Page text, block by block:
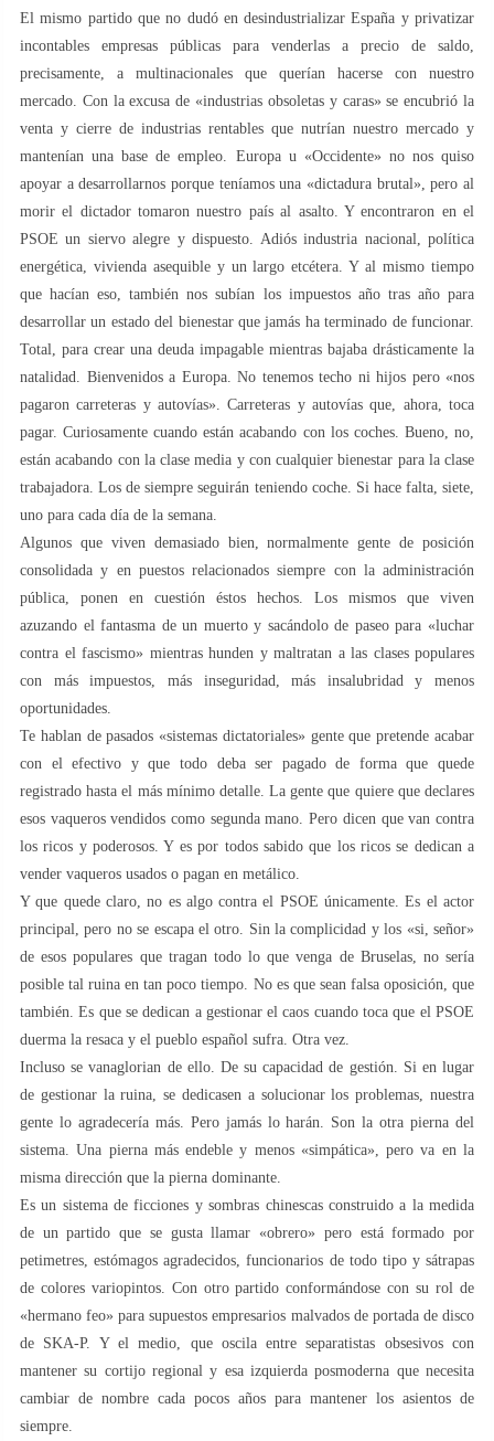
El mismo partido que no dudó en desindustrializar España y privatizar
incontables empresas públicas para venderlas a precio de saldo,
precisamente, a multinacionales que querían hacerse con nuestro
mercado. Con la excusa de «industrias obsoletas y caras» se encubrió la
venta y cierre de industrias rentables que nutrían nuestro mercado y
mantenían una base de empleo. Europa u «Occidente» no nos quiso
apoyar a desarrollarnos porque teníamos una «dictadura brutal», pero al
morir el dictador tomaron nuestro país al asalto. Y encontraron en el
PSOE un siervo alegre y dispuesto. Adiós industria nacional, política
energética, vivienda asequible y un largo etcétera. Y al mismo tiempo
que hacían eso, también nos subían los impuestos año tras año para
desarrollar un estado del bienestar que jamás ha terminado de funcionar.
Total, para crear una deuda impagable mientras bajaba drásticamente la
natalidad. Bienvenidos a Europa. No tenemos techo ni hijos pero «nos
pagaron carreteras y autovías». Carreteras y autovías que, ahora, toca
pagar. Curiosamente cuando están acabando con los coches. Bueno, no,
están acabando con la clase media y con cualquier bienestar para la clase
trabajadora. Los de siempre seguirán teniendo coche. Si hace falta, siete,
uno para cada día de la semana.
Algunos que viven demasiado bien, normalmente gente de posición
consolidada y en puestos relacionados siempre con la administración
pública, ponen en cuestión éstos hechos. Los mismos que viven
azuzando el fantasma de un muerto y sacándolo de paseo para «luchar
contra el fascismo» mientras hunden y maltratan a las clases populares
con más impuestos, más inseguridad, más insalubridad y menos
oportunidades.
Te hablan de pasados «sistemas dictatoriales» gente que pretende acabar
con el efectivo y que todo deba ser pagado de forma que quede
registrado hasta el más mínimo detalle. La gente que quiere que declares
esos vaqueros vendidos como segunda mano. Pero dicen que van contra
los ricos y poderosos. Y es por todos sabido que los ricos se dedican a
vender vaqueros usados o pagan en metálico.
Y que quede claro, no es algo contra el PSOE únicamente. Es el actor
principal, pero no se escapa el otro. Sin la complicidad y los «si, señor»
de esos populares que tragan todo lo que venga de Bruselas, no sería
posible tal ruina en tan poco tiempo. No es que sean falsa oposición, que
también. Es que se dedican a gestionar el caos cuando toca que el PSOE
duerma la resaca y el pueblo español sufra. Otra vez.
Incluso se vanaglorian de ello. De su capacidad de gestión. Si en lugar
de gestionar la ruina, se dedicasen a solucionar los problemas, nuestra
gente lo agradecería más. Pero jamás lo harán. Son la otra pierna del
sistema. Una pierna más endeble y menos «simpática», pero va en la
misma dirección que la pierna dominante.
Es un sistema de ficciones y sombras chinescas construido a la medida
de un partido que se gusta llamar «obrero» pero está formado por
petimetres, estómagos agradecidos, funcionarios de todo tipo y sátrapas
de colores variopintos. Con otro partido conformándose con su rol de
«hermano feo» para supuestos empresarios malvados de portada de disco
de SKA-P. Y el medio, que oscila entre separatistas obsesivos con
mantener su cortijo regional y esa izquierda posmoderna que necesita
cambiar de nombre cada pocos años para mantener los asientos de
siempre.